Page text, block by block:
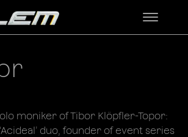
moniker of Tibor Klöpfler-Topor:
duo, founder of event series